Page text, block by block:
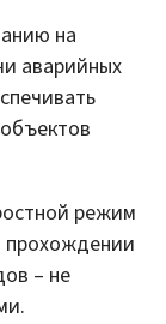
на
аварийных
режим
прохождении
– не